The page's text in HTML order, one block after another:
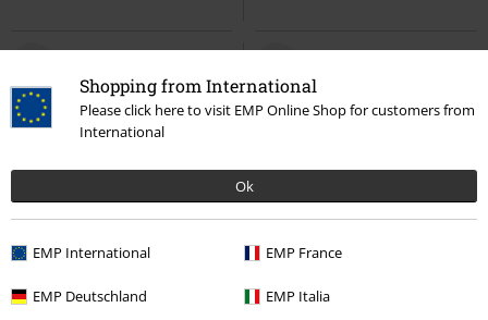
Shopping from International
Please click here to visit EMP Online Shop for customers from
International
Ok
EMP International EMP France
EMP Deutschland EMP Italia
Kč 439,00
Děti
Kč 489,00